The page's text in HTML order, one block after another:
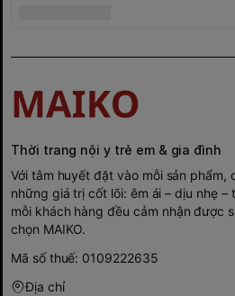
Thời trang nội y trẻ em & gia đình
Với tâm huyết đặt vào mỗi sản phẩm,
những giá trị cốt lõi: êm ái – dịu nhẹ –
mỗi khách hàng đều cảm nhận được
chọn MAIKO.
Mã số thuế: 0109222635
Địa chỉ